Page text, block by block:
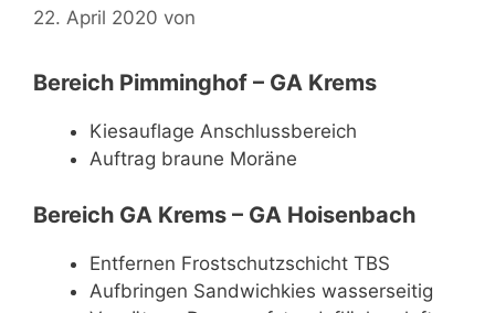
22. April 2020 von
Bereich Pimminghof – GA Krems
Kiesauflage Anschlussbereich
Auftrag braune Moräne
Bereich GA Krems – GA Hoisenbach
Entfernen Frostschutzschicht TBS
Aufbringen Sandwichkies wasserseitig